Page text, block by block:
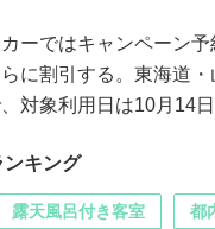
ーではキャンペーン
に割引する。東海道
対象利用日は10月14日
ンキング
露天風呂付き客室 都